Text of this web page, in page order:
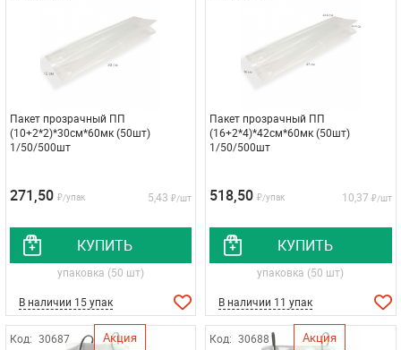
Пакет прозрачный ПП
(10+2*2)*30см*60мк (50шт)
1/50/500шт
271,50 ₽/упак 5,43 ₽/шт
КУПИТЬ
упаковка (50 шт)
В наличии 15 упак
Пакет прозрачный ПП
(16+2*4)*42см*60мк (50шт)
1/50/500шт
518,50 ₽/упак 10,37 ₽/шт
КУПИТЬ
упаковка (50 шт)
В наличии 11 упак
Код: 30687 Акция Код: 30688 Акция